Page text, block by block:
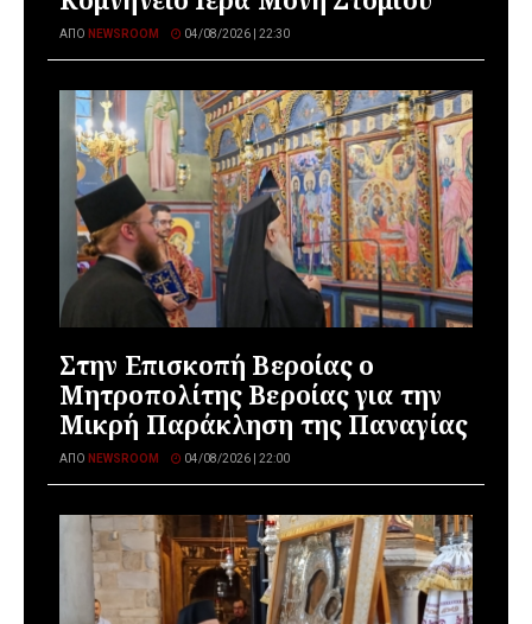
ΑΠΌ NEWSROOM 04/08/2026 | 22:30
Στην Επισκοπή Βεροίας ο
Μητροπολίτης Βεροίας για την
Μικρή Παράκληση της Παναγίας
ΑΠΌ NEWSROOM 04/08/2026 | 22:00